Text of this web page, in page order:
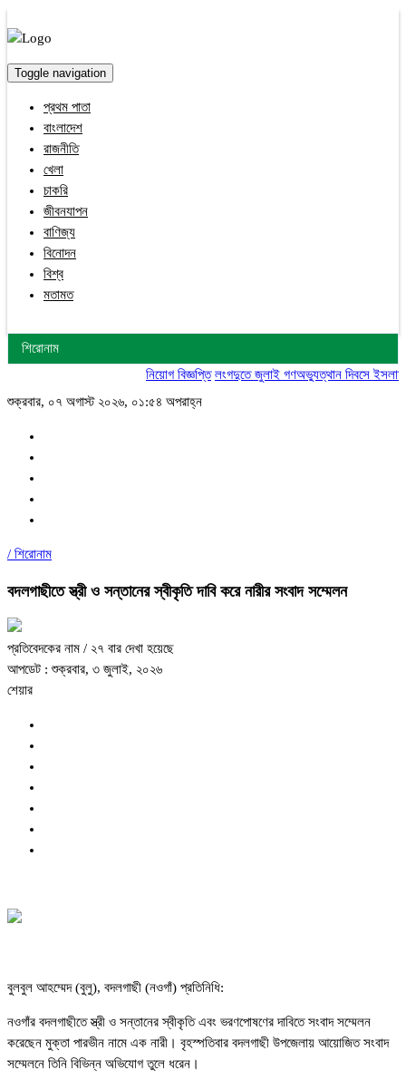
Toggle navigation
প্রথম পাতা
বাংলাদেশ
রাজনীতি
খেলা
চাকরি
জীবনযাপন
বাণিজ্য
বিনোদন
বিশ্ব
মতামত
শিরোনাম
নিয়োগ বিজ্ঞপ্তি লংগদুতে জুলাই গণঅভ্যুত্থান দিবসে ইসলামী
শুক্রবার, ০৭ অগাস্ট ২০২৬, ০১:৫৪ অপরাহ্ন
/ শিরোনাম
বদলগাছীতে স্ত্রী ও সন্তানের স্বীকৃতি দাবি করে নারীর সংবাদ সম্মেলন
প্রতিবেদকের নাম / ২৭ বার দেখা হয়েছে
আপডেট : শুক্রবার, ৩ জুলাই, ২০২৬
শেয়ার
বুলবুল আহম্মেদ (বুলু), বদলগাছী (নওগাঁ) প্রতিনিধি:
নওগাঁর বদলগাছীতে স্ত্রী ও সন্তানের স্বীকৃতি এবং ভরণপোষণের দাবিতে সংবাদ সম্মেলন
করেছেন মুক্তা পারভীন নামে এক নারী। বৃহস্পতিবার বদলগাছী উপজেলায় আয়োজিত সংবাদ
সম্মেলনে তিনি বিভিন্ন অভিযোগ তুলে ধরেন।